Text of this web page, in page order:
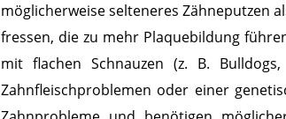
möglicherweise selteneres Zähneputzen
fressen, die zu mehr Plaquebildung
mit flachen Schnauzen (z. B.
Zahnfleischproblemen oder einer